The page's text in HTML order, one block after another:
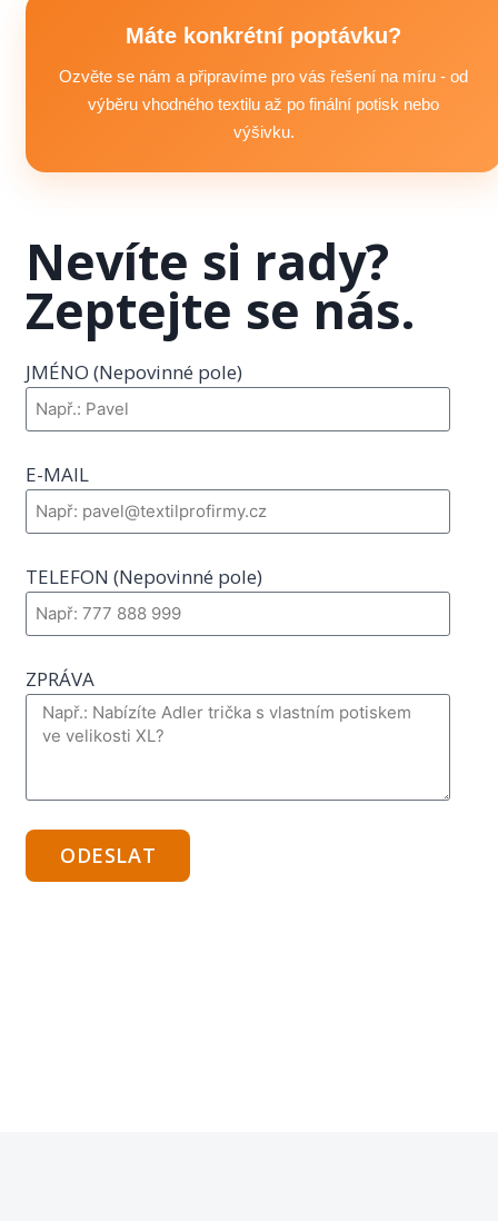
a termínu, kdy vše potřebujete. Následně připravíme
postup včetně podkladů pro realizaci.
Máte konkrétní poptávku?
Ozvěte se nám a připravíme pro vás řešení na míru - od
výběru vhodného textilu až po finální potisk nebo
výšivku.
Nevíte si rady?
Zeptejte se nás.
JMÉNO (Nepovinné pole)
E-MAIL
TELEFON (Nepovinné pole)
ZPRÁVA
ODESLAT